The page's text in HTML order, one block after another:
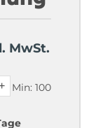
MwSt.
Min: 100